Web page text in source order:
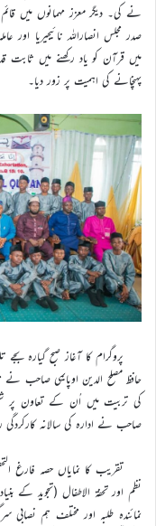
نے کی۔ دیگر معزز مہمانوں میں قائم
صدر مجلس انصاراللہ نائیجیریا
میں قرآن کو یاد رکھنے میں
پہنچانے کی اہمیت پر زور دیا۔
پروگرام کا آغاز صبح گیارہ
حافظ مصلح الدین اوپایمی صاحب نے
کی تربیت میں اُن کے تعاون پر
صاحب نے ادارہ کی سالانہ
تقریب کا نمایاں حصہ فارغ
نظم اور تحفۃ الاطفال (تجوید کے
نمائندہ طلبہ اور مختلف ہم نصابی